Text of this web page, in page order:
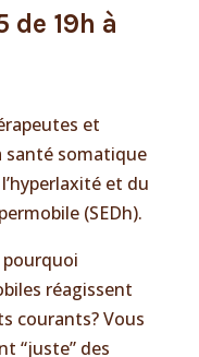
de 19h à
et
santé somatique
et du
(SEDh).
pourquoi
réagissent
courants? Vous
“juste” des